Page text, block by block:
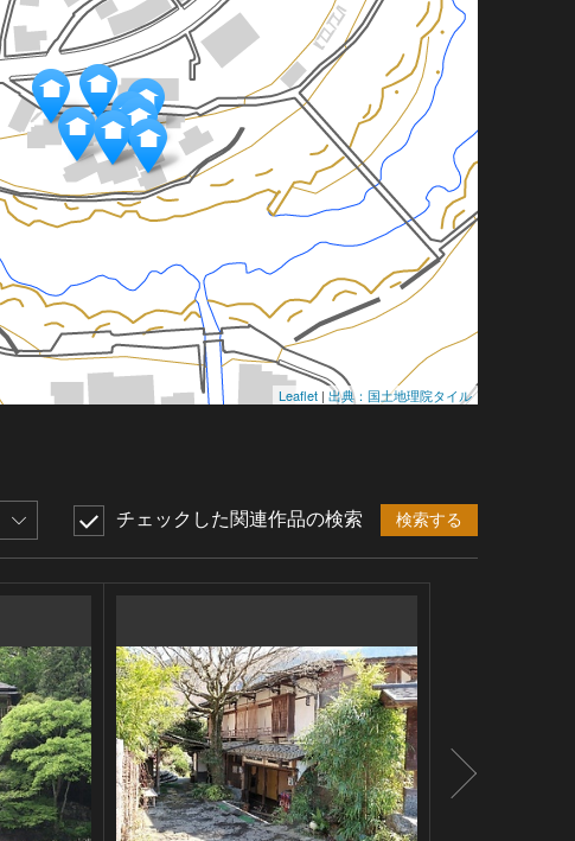
Leaflet | 出典：国土地理院タイル
チェックした関連作品の検索 検索する